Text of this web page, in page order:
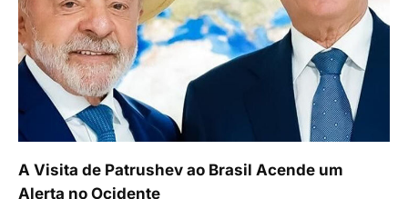
A Visita de Patrushev ao Brasil Acende um
Alerta no Ocidente